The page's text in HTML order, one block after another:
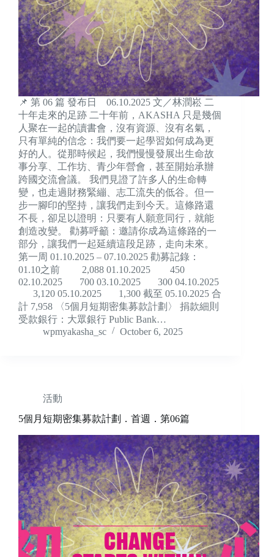
📌 第 06 篇 發布日 06.10.2025 文／林潤崧 二
十年走來的足跡 二十年前，AKASHA 只是幾個
人聚在一起的讀書會，沒有資源、沒有名氣，
只有單純的信念：我們要一起學習如何成為更
好的人。從那時候起，我們慢慢發展出生命故
事分享、工作坊、青少年營會，甚至開始承辦
跨國交流會議。 我們見證了許多人的生命轉
變，也走過財務緊繃、志工流失的低谷。但一
步一腳印的堅持，讓我們走到今天。這條路還
不長，卻足以證明：只要有人願意同行，就能
創造改變。 勸募呼籲：邀請你成為這條路的一
部分，讓我們一起延續這段足跡，走向未來。
第一周 01.10.2025 – 07.10.2025 勸募記錄：
01.10之前 2,088 01.10.2025 450
02.10.2025 700 03.10.2025 300 04.10.2025
3,120 05.10.2025 1,300 截至 05.10.2025 合
計 7,958 〈5個月短期密集募款計劃〉 捐款細則
受款銀行：大眾銀行 Public Bank…
wpmyakasha_sc
October 6, 2025
活動
5個月短期密集募款計劃．首週．第06篇